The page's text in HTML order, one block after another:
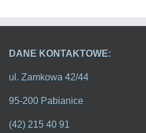
DANE KONTAKTOWE:
ul. Zamkowa 42/44
95-200 Pabianice
(42) 215 40 91